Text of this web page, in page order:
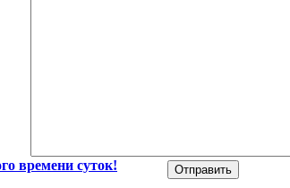
времени суток!